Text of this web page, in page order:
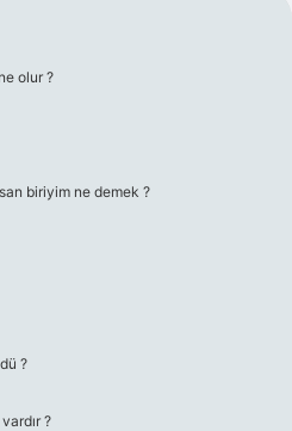
olur ?
biriyim ne demek ?
?
?